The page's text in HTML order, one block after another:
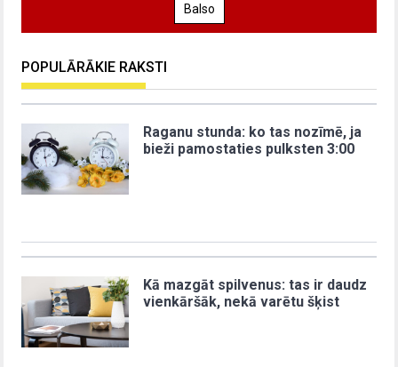
Balso
POPULĀRĀKIE RAKSTI
Raganu stunda: ko tas nozīmē, ja
bieži pamostaties pulksten 3:00
Kā mazgāt spilvenus: tas ir daudz
vienkāršāk, nekā varētu šķist